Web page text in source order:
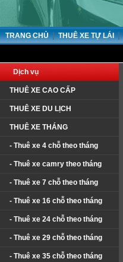
TRANG CHỦ | THUÊ XE TỰ LÁI |
Dịch vụ
THUÊ XE CAO CẤP
THUÊ XE DU LỊCH
THUÊ XE THÁNG
- Thuê xe 4 chỗ theo tháng
- Thuê xe camry theo tháng
- Thuê xe 7 chỗ theo tháng
- Thuê xe 16 chỗ theo tháng
- Thuê xe 24 chỗ theo tháng
- Thuê xe 29 chỗ theo tháng
- Thuê xe 35 chỗ theo tháng